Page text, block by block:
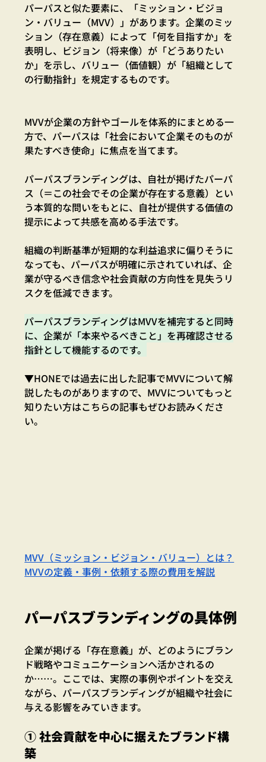
パーパスと似た要素に、「ミッション・ビジョ
ン・バリュー（MVV）」があります。企業のミッ
ション（存在意義）によって「何を目指すか」を
表明し、ビジョン（将来像）が「どうありたい
か」を示し、バリュー（価値観）が「組織として
の行動指針」を規定するものです。
MVVが企業の方針やゴールを体系的にまとめる一
方で、パーパスは「社会において企業そのものが
果たすべき使命」に焦点を当てます。
パーパスブランディングは、自社が掲げたパーパ
ス（＝この社会でその企業が存在する意義）とい
う本質的な問いをもとに、自社が提供する価値の
提示によって共感を高める手法です。
組織の判断基準が短期的な利益追求に偏りそうに
なっても、パーパスが明確に示されていれば、企
業が守るべき信念や社会貢献の方向性を見失うリ
スクを低減できます。
パーパスブランディングはMVVを補完すると同時
に、企業が「本来やるべきこと」を再確認させる
指針として機能するのです。
▼HONEでは過去に出した記事でMVVについて解
説したものがありますので、MVVについてもっと
知りたい方はこちらの記事もぜひお読みくださ
い。
MVV（ミッション・ビジョン・バリュー）とは？
MVVの定義・事例・依頼する際の費用を解説
パーパスブランディングの具体例
企業が掲げる「存在意義」が、どのようにブラン
ド戦略やコミュニケーションへ活かされるの
か……。ここでは、実際の事例やポイントを交え
ながら、パーパスブランディングが組織や社会に
与える影響をみていきます。
① 社会貢献を中心に据えたブランド構
築